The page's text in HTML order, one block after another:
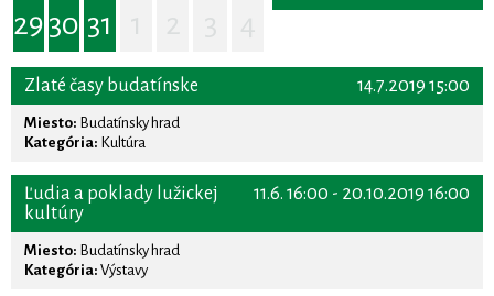
29 30 31
14.7.2019 15:00
Zlaté časy budatínske
Miesto: Budatínsky hrad
Kategória: Kultúra
11.6. 16:00 - 20.10.2019 16:00
Ľudia a poklady lužickej
kultúry
Miesto: Budatínsky hrad
Kategória: Výstavy